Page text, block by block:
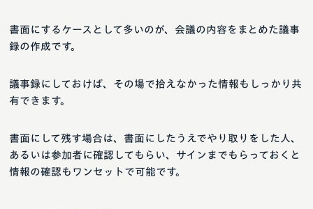
書面にするケースとして多いのが、会議の内容をまとめた議事
録の作成です。
議事録にしておけば、その場で拾えなかった情報もしっかり共
有できます。
書面にして残す場合は、書面にしたうえでやり取りをした人、
あるいは参加者に確認してもらい、サインまでもらっておくと
情報の確認もワンセットで可能です。